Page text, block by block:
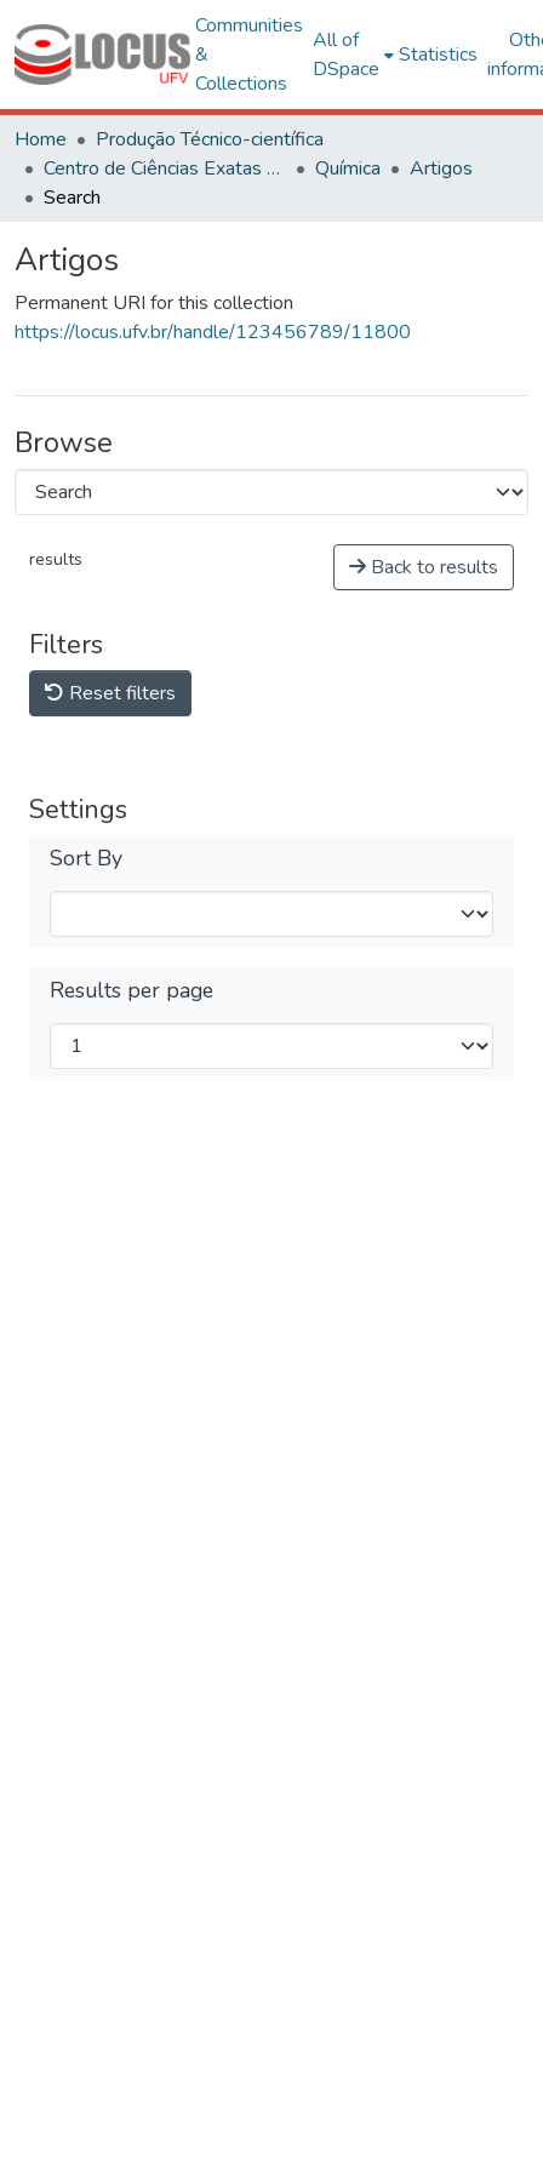
Communities
&
Collections
All of
DSpace
Statistics
Home
Produção Técnico-científica
Centro de Ciências Exatas e Tecnológicas
Química
Artigos
Search
Artigos
Permanent URI for this collection
https://locus.ufv.br/handle/123456789/11800
Browse
results Back to results
Filters
Reset filters
Settings
Sort By
Results per page